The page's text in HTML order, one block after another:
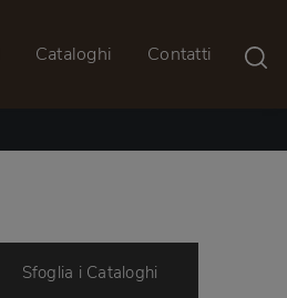
Cataloghi Contatti
Sfoglia i Cataloghi